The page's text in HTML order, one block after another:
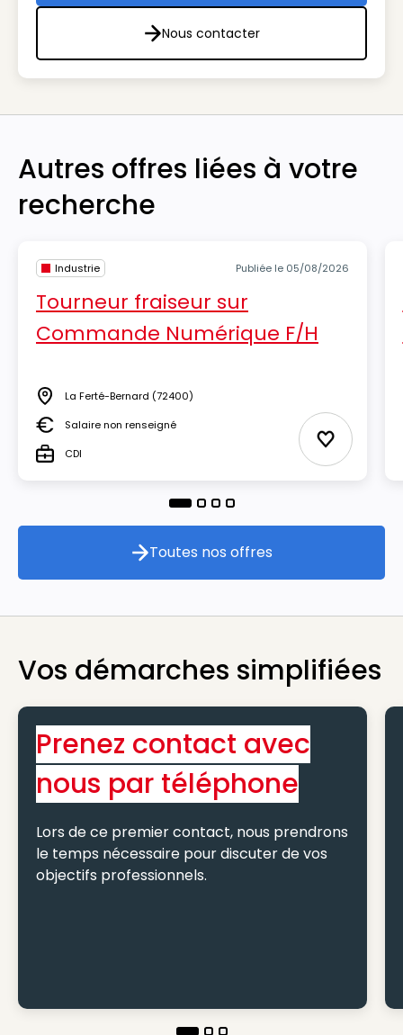
Nous contacter
Nous contacter
Autres offres liées à votre
recherche
Industrie Publiée le 05/08/2026
Tourneur fraiseur sur
Commande Numérique F/H
Lieu La Ferté-Bernard (72400)
SalaireSalaire non renseigné
TypeCDI Ajouter
Toutes nos offres
Toutes nos offres
Vos démarches simplifiées
Prenez contact avec
nous par téléphone
Lors de ce premier contact, nous prendrons
le temps nécessaire pour discuter de vos
objectifs professionnels.